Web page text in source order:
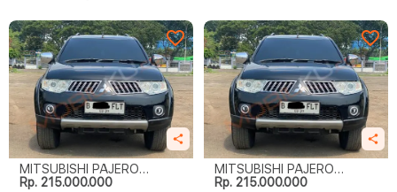
MITSUBISHI PAJERO
SPORT EXCEED (4 X 2)
Rp. 215.000.000
MITSUBISHI PAJERO
SPORT EXCEED (4 X 2)
Rp. 215.000.000